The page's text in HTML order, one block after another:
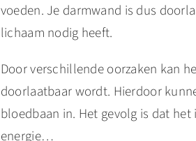
voeden. Je darmwand is dus
lichaam nodig heeft.
Door verschillende oorzaken kan
doorlaatbaar wordt. Hierdoor
bloedbaan in. Het gevolg is dat
energie…